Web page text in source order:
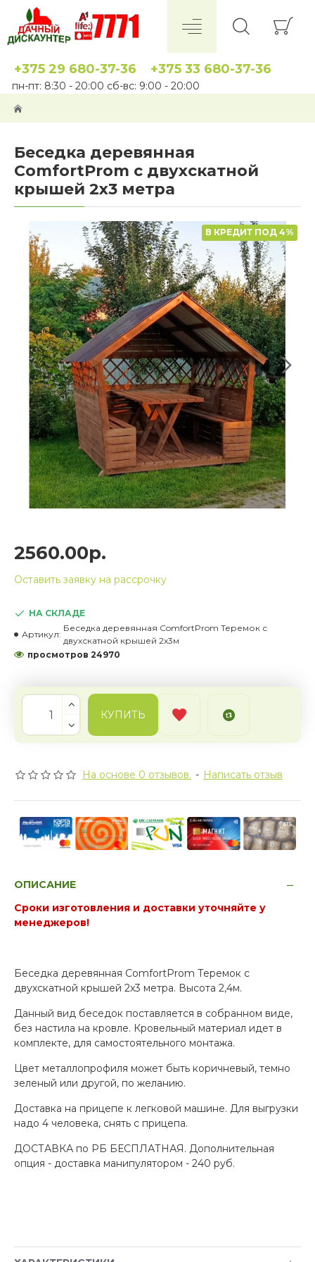
+375 29 680-37-36 +375 33 680-37-36
пн-пт: 8:30 - 20:00 сб-вс: 9:00 - 20:00
Беседка деревянная
ComfortProm с двухскатной
крышей 2x3 метра
В КРЕДИТ ПОД 4%
НА СКЛАДЕ
Артикул:
Беседка деревянная ComfortProm Теремок с
двухскатной крышей 2x3м
просмотров 24970
На основе 0 отзывов. - Написать отзыв
2560.00р.
Оставить заявку на рассрочку
КУПИТЬ
ОПИСАНИЕ
Сроки изготовления и доставки уточняйте у
менеджеров!
Беседка деревянная ComfortProm Теремок с
двухскатной крышей 2x3 метра. Высота 2,4м.
Данный вид беседок поставляется в собранном виде,
без настила на кровле. Кровельный материал идет в
комплекте, для самостоятельного монтажа.
Цвет металлопрофиля может быть коричневый, темно
зеленый или другой, по желанию.
Доставка на прицепе к легковой машине. Для выгрузки
надо 4 человека, снять с прицепа.
ДОСТАВКА по РБ БЕСПЛАТНАЯ. Дополнительная
опция - доставка манипулятором - 240 руб.